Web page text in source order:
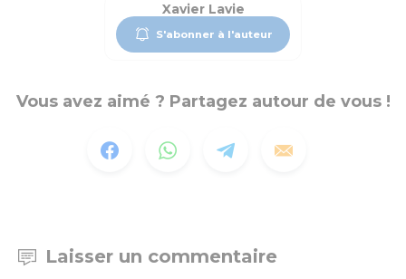
Xavier Lavie
S'abonner à l'auteur
Vous avez aimé ? Partagez autour de vous !
Laisser un commentaire